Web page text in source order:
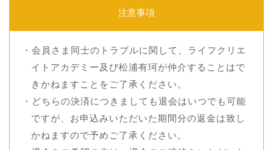
注意事項
・会員さま同士のトラブルに関して、ライフクリエ
イトアカデミー及び松浦有珂が仲介することはで
きかねますことをご了承ください。
・どちらの決済につきましても退会はいつでも可能
ですが、お申込みいただいた期間分の返金は致し
かねますので予めご了承ください。